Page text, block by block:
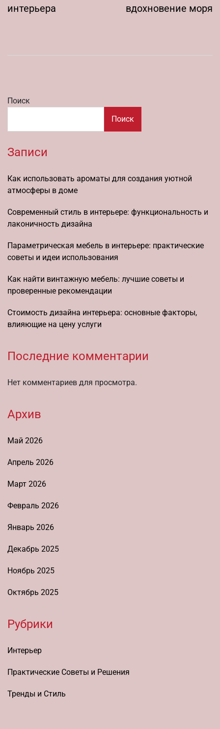
интерьера
вдохновение моря
Поиск
Поиск
Записи
Как использовать ароматы для создания уютной
атмосферы в доме
Современный стиль в интерьере: функциональность и
лаконичность дизайна
Параметрическая мебель в интерьере: практические
советы и идеи использования
Как найти винтажную мебель: лучшие советы и
проверенные рекомендации
Стоимость дизайна интерьера: основные факторы,
влияющие на цену услуги
Последние комментарии
Нет комментариев для просмотра.
Архив
Май 2026
Апрель 2026
Март 2026
Февраль 2026
Январь 2026
Декабрь 2025
Ноябрь 2025
Октябрь 2025
Рубрики
Интерьер
Практические Советы и Решения
Тренды и Стиль